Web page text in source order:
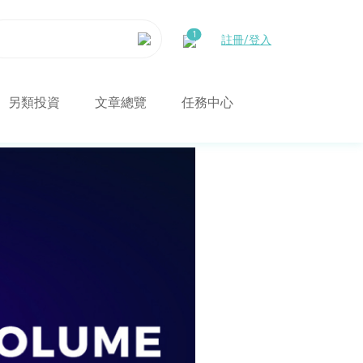
註冊/登入
另類投資 文章總覽 任務中心